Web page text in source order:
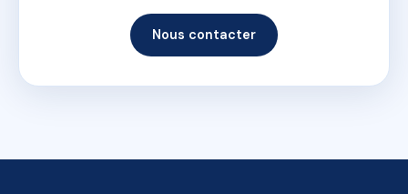
Nous contacter